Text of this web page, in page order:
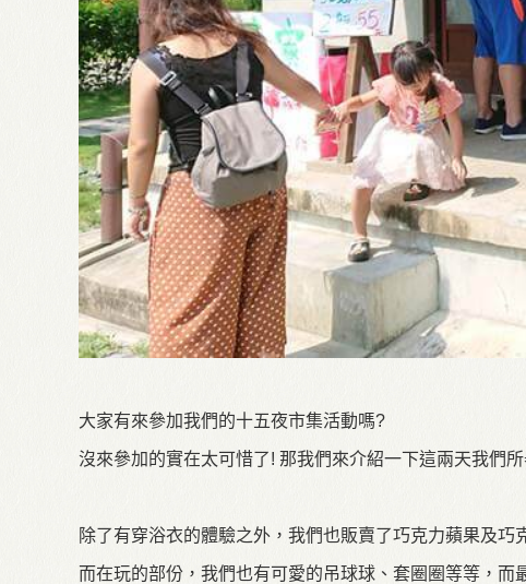
大家有來參加我們的十五夜市集活動嗎?
沒來參加的實在太可惜了! 那我們來介紹一下這兩天我們
除了有穿浴衣的體驗之外，我們也販賣了巧克力蘋果及巧
而在玩的部份，我們也有可愛的吊球球、套圈圈等等，